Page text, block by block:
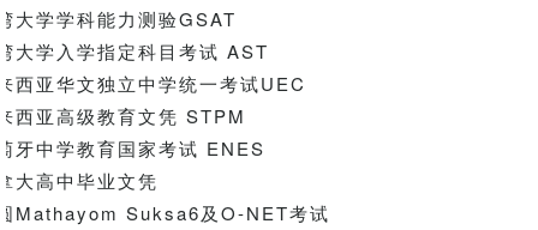
学学科能力测验GSAT
学入学指定科目考试 AST
华文独立中学统一考试UEC
亚高级教育文凭 STPM
中学教育国家考试 ENES
高中毕业文凭
Suksa6及O-NET考试